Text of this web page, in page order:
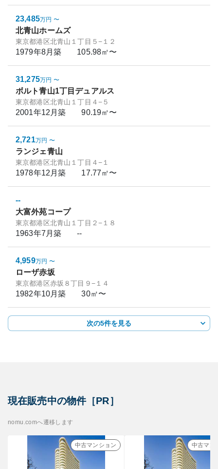
23,485万円 〜
北青山ホームズ
東京都港区北青山１丁目５−１２
1979年8月築 105.98㎡〜
31,275万円 〜
ボルト青山1丁目デュアルス
東京都港区北青山１丁目４−５
2001年12月築 90.19㎡〜
2,721万円 〜
ランジェ青山
東京都港区北青山１丁目４−１
1978年12月築 17.77㎡〜
--
大富外苑コープ
東京都港区北青山１丁目２−１８
1963年7月築 --
4,959万円 〜
ローザ赤坂
東京都港区赤坂８丁目９−１４
1982年10月築 30㎡〜
次の5件を見る
現在販売中の物件［PR］
nomu.comへ遷移します
中古マンション 中古マン